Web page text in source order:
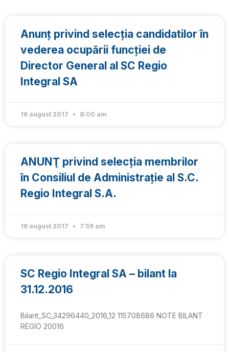
Anunț privind selecţia candidatilor în
vederea ocupării funcției de
Director General al SC Regio
Integral SA
16 august 2017 8:00 am
ANUNŢ privind selecţia membrilor
în Consiliul de Administraţie al S.C.
Regio Integral S.A.
16 august 2017 7:59 am
SC Regio Integral SA – bilant la
31.12.2016
Bilant_SC_34296440_2016_12 115708686 NOTE BILANT
REGIO 20016